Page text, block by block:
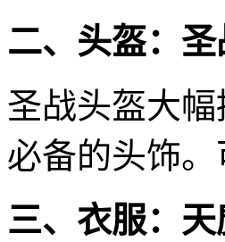
二、头盔：
圣战头盔大
必备的头饰
三、衣服：天